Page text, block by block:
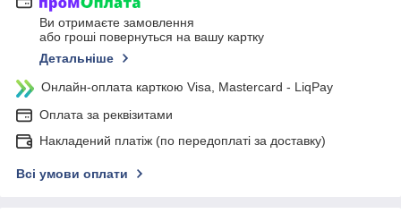
Ви отримаєте замовлення
або гроші повернуться на вашу картку
Детальніше
Онлайн-оплата карткою Visa, Mastercard - LiqPay
Оплата за реквізитами
Накладений платіж (по передоплаті за доставку)
Всі умови оплати